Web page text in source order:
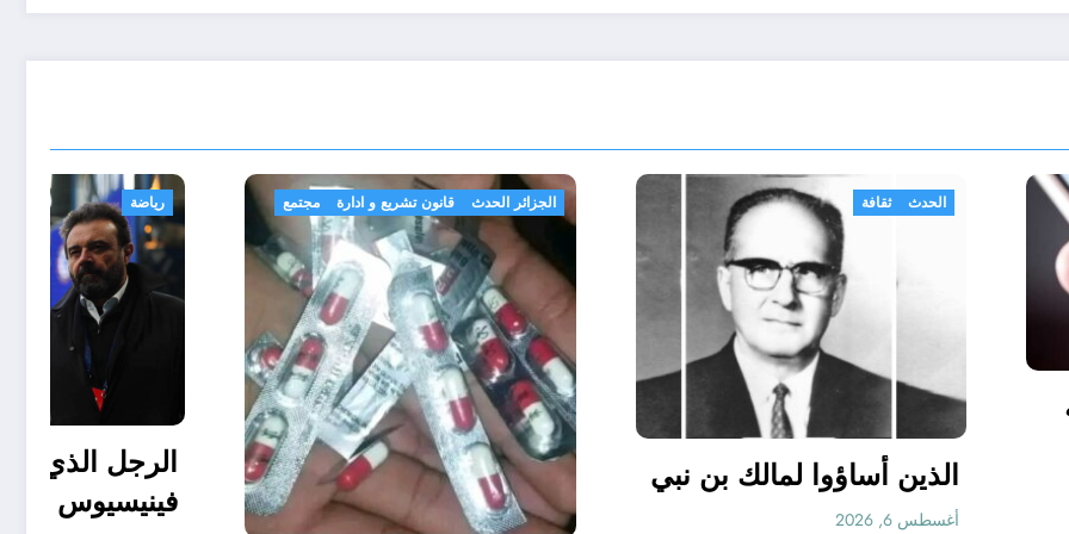
الجزائر الحدث قانون تشريع و ادارة مجتمع الحدث ثقافة
الذين أساؤوا لمالك بن نبي
رسالة نصية
ما وأنت
أنهي الرسالة،
واحذفها، وأعد